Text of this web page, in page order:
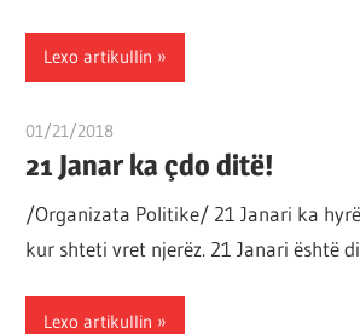
që
ta
shndërrosh
atë.
Lexo artikullin
01/21/2018
21 Janar ka çdo ditë!
/Organizata Politike/ 21 Janari ka
kur shteti vret njerëz. 21 Janari është
Lexo artikullin